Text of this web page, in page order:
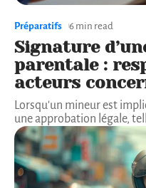
Préparatifs 6 min read
Signature
parentale :
acteurs
Lorsqu'un mineur est
une approbation légale,